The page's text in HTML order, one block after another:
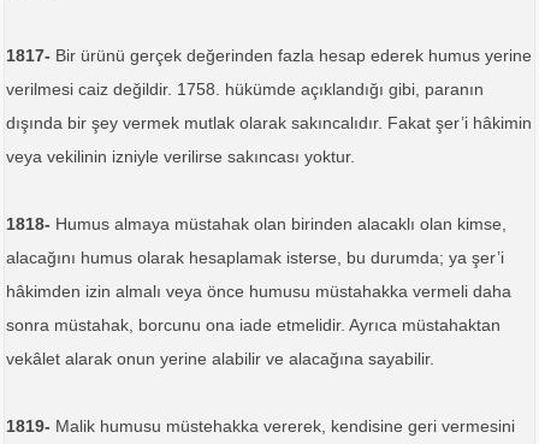
1817- Bir ürünü gerçek değerinden fazla hesap ederek humus yerine
verilmesi caiz değildir. 1758. hükümde açıklandığı gibi, paranın
dışında bir şey vermek mutlak olarak sakıncalıdır. Fakat şer’i hâkimin
veya vekilinin izniyle verilirse sakıncası yoktur.
1818- Humus almaya müstahak olan birinden alacaklı olan kimse,
alacağını humus olarak hesaplamak isterse, bu durumda; ya şer’i
hâkimden izin almalı veya önce humusu müstahakka vermeli daha
sonra müstahak, borcunu ona iade etmelidir. Ayrıca müstahaktan
vekâlet alarak onun yerine alabilir ve alacağına sayabilir.
1819- Malik humusu müstehakka vererek, kendisine geri vermesini